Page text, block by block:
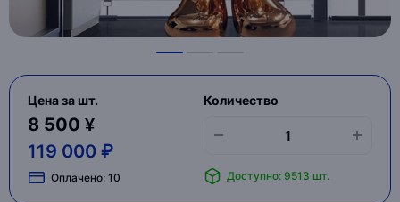
Цена за шт.
8 500 ¥
119 000 ₽
Оплачено: 10
Количество
Доступно: 9513 шт.